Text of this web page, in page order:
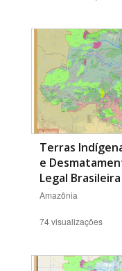
Terras
e
Legal
Amazônia
74 visualizações